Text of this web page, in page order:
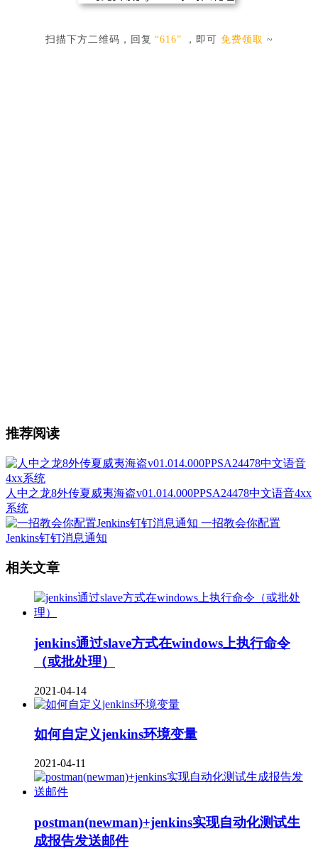
扫描下方二维码，回复 “616” ，即可 免费领取 ~
推荐阅读
人中之龙8外传夏威夷海盗v01.014.000PPSA24478中文语音4xx
系统
一招教会你配置
Jenkins钉钉消息通知
相关文章
jenkins​通过slave方式在windows上执行命令
（或批处理）
2021-04-14
如何自定义jenkins环境变量
2021-04-11
postman(newman)+jenkins实现自动化测试生
成报告发送邮件